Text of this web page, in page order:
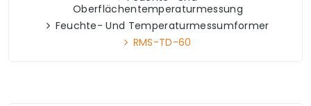
Oberflächentemperaturmessung
Feuchte- Und Temperaturmessumformer
RMS-TD-60